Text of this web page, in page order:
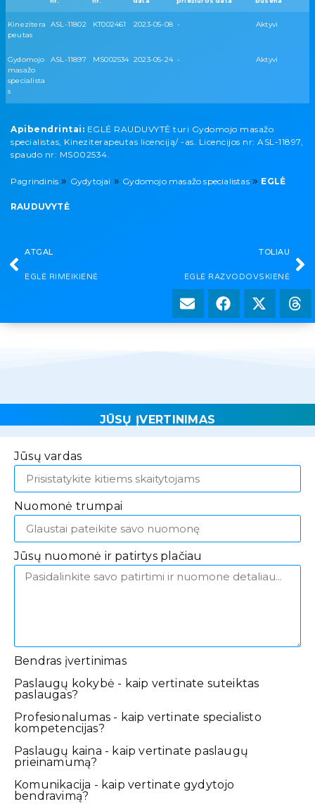
Kinezitera
peutas
ASL-11802 KT002461 2023-05-08 - Aktyvi
Gydomojo
masažo
specialista
s
ASL-11897 MS002534 2023-05-24 - Aktyvi
Apibendrintai: EGLĖ RAUDUVYTĖ turi Gydomojo masažo
specialistas, Kineziterapeutas licenciją/ -as. Licencijos nr: ASL-11897,
spaudo nr: MS002534.
Pagrindinis » Gydytojai » Gydomojo masažo specialistas» EGLĖ
RAUDUVYTĖ
ATGAL
EGLĖ RIMEIKIENĖ
TOLIAU
EGLĖ RAZVODOVSKIENĖ
JŪSŲ ĮVERTINIMAS
Jūsų vardas
Nuomonė trumpai
Jūsų nuomonė ir patirtys plačiau
Bendras įvertinimas
Paslaugų kokybė - kaip vertinate suteiktas
paslaugas?
Profesionalumas - kaip vertinate specialisto
kompetencijas?
Paslaugų kaina - kaip vertinate paslaugų
prieinamumą?
Komunikacija - kaip vertinate gydytojo
bendravimą?